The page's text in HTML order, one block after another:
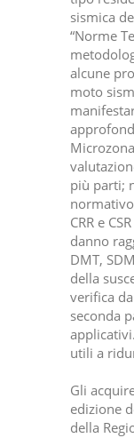
sismica
“Norme
alcune
moto
più parti;
CRR e
danno
DMT,
della
verifica
seconda
utili a
Gli
edizione
della